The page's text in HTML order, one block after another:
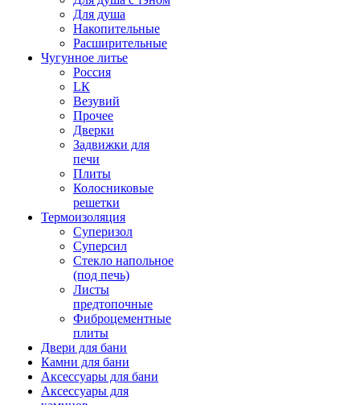
Для душа
Накопительные
Расширительные
Чугунное литье
Россия
LК
Везувий
Прочее
Дверки
Задвижки для
печи
Плиты
Колосниковые
решетки
Термоизоляция
Суперизол
Суперсил
Стекло напольное
(под печь)
Листы
предтопочные
Фиброцементные
плиты
Двери для бани
Камни для бани
Аксессуары для бани
Аксессуары для